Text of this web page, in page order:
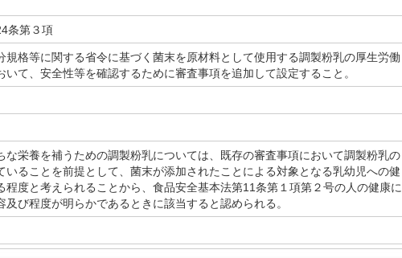
条第３項
規格等に関する省令に基づく菌末を原材料として使用する調製粉乳の厚生労働
いて、安全性等を確認するために審査事項を追加して設定すること。
な栄養を補うための調製粉乳については、既存の審査事項において調製粉乳の
いることを前提として、菌末が添加されたことによる対象となる乳幼児への健
程度と考えられることから、食品安全基本法第11条第１項第２号の人の健康に
及び程度が明らかであるときに該当すると認められる。